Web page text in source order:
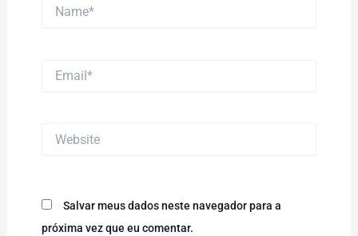
Salvar meus dados neste navegador para a
próxima vez que eu comentar.